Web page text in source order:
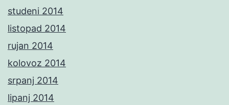
studeni 2014
listopad 2014
rujan 2014
kolovoz 2014
srpanj 2014
lipanj 2014